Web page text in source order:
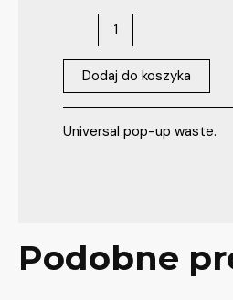
Dodaj do koszyka
Universal pop-up waste.
Podobne